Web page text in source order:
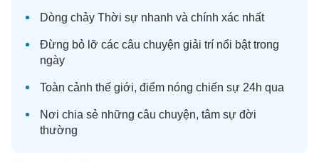
Dòng chảy Thời sự nhanh và chính xác nhất
Đừng bỏ lỡ các câu chuyện giải trí nổi bật trong
ngày
Toàn cảnh thế giới, điểm nóng chiến sự 24h qua
Nơi chia sẻ những câu chuyện, tâm sự đời
thường